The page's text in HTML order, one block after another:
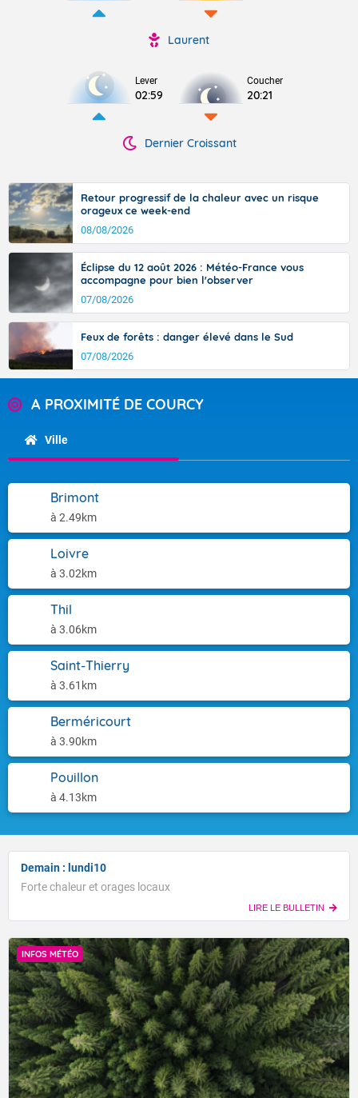
Laurent
Lever
02:59
Coucher
20:21
Dernier Croissant
Retour progressif de la chaleur avec un risque
orageux ce week-end
08/08/2026
Éclipse du 12 août 2026 : Météo-France vous
accompagne pour bien l'observer
07/08/2026
Feux de forêts : danger élevé dans le Sud
07/08/2026
A PROXIMITÉ DE COURCY
Ville
Brimont
à 2.49km
Loivre
à 3.02km
Thil
à 3.06km
Saint-Thierry
à 3.61km
Berméricourt
à 3.90km
Pouillon
à 4.13km
Demain : lundi10
Forte chaleur et orages locaux
LIRE LE BULLETIN
INFOS MÉTÉO